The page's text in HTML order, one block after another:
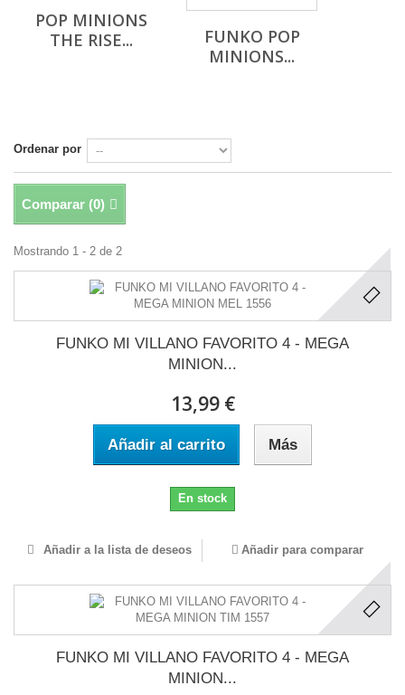
POP MINIONS
THE RISE...
FUNKO POP
MINIONS...
Ordenar por
Comparar (0)
Mostrando 1 - 2 de 2
FUNKO MI VILLANO FAVORITO 4 - MEGA
MINION...
13,99 €
Añadir al carrito Más
En stock
Añadir a la lista de deseos Añadir para comparar
FUNKO MI VILLANO FAVORITO 4 - MEGA
MINION...